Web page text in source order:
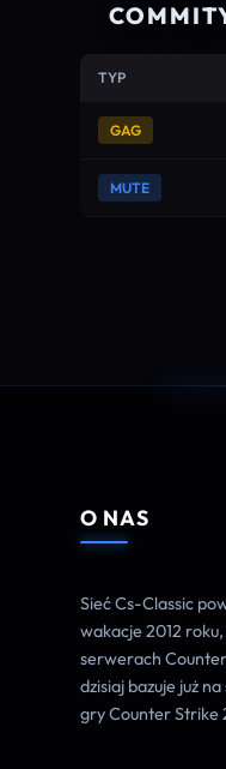
TYP
GAG
MUTE
O NAS
Sieć Cs-Classic
wakacje 2012
serwerach
dzisiaj bazuje już
gry Counter Strike